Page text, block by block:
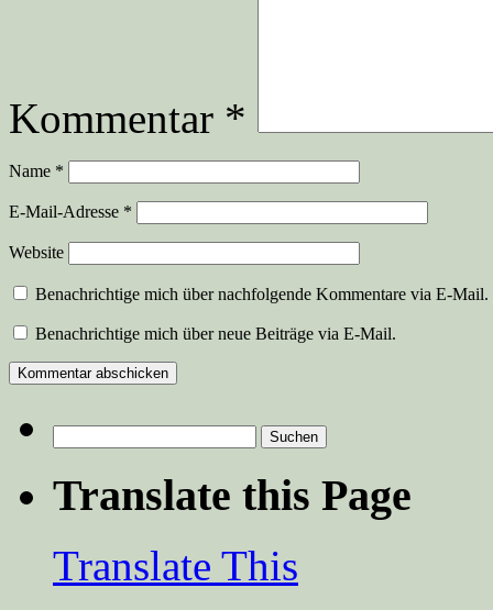
Kommentar *
Name *
E-Mail-Adresse *
Website
Benachrichtige mich über nachfolgende Kommentare via E-Mail.
Benachrichtige mich über neue Beiträge via E-Mail.
nach:
Translate this Page
Translate This